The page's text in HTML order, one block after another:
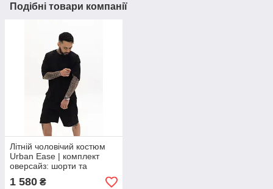
Подібні товари компанії
Літній чоловічий костюм
Urban Ease | комплект
оверсайз: шорти та
футболка | Чорний
1 580 ₴